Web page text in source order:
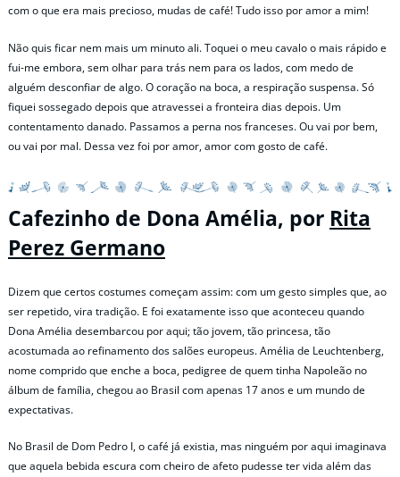
com o que era mais precioso, mudas de café! Tudo isso por amor a mim!
Não quis ficar nem mais um minuto ali. Toquei o meu cavalo o mais rápido e
fui-me embora, sem olhar para trás nem para os lados, com medo de
alguém desconfiar de algo. O coração na boca, a respiração suspensa. Só
fiquei sossegado depois que atravessei a fronteira dias depois. Um
contentamento danado. Passamos a perna nos franceses. Ou vai por bem,
ou vai por mal. Dessa vez foi por amor, amor com gosto de café.
Cafezinho de Dona Amélia, por Rita
Perez Germano
Dizem que certos costumes começam assim: com um gesto simples que, ao
ser repetido, vira tradição. E foi exatamente isso que aconteceu quando
Dona Amélia desembarcou por aqui; tão jovem, tão princesa, tão
acostumada ao refinamento dos salões europeus. Amélia de Leuchtenberg,
nome comprido que enche a boca, pedigree de quem tinha Napoleão no
álbum de família, chegou ao Brasil com apenas 17 anos e um mundo de
expectativas.
No Brasil de Dom Pedro I, o café já existia, mas ninguém por aqui imaginava
que aquela bebida escura com cheiro de afeto pudesse ter vida além das